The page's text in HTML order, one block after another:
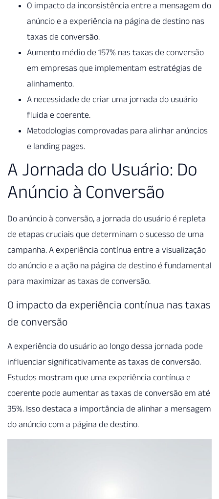
O impacto da inconsistência entre a mensagem do
anúncio e a experiência na página de destino nas
taxas de conversão.
Aumento médio de 157% nas taxas de conversão
em empresas que implementam estratégias de
alinhamento.
A necessidade de criar uma jornada do usuário
fluida e coerente.
Metodologias comprovadas para alinhar anúncios
e landing pages.
A Jornada do Usuário: Do
Anúncio à Conversão
Do anúncio à conversão, a jornada do usuário é repleta
de etapas cruciais que determinam o sucesso de uma
campanha. A experiência contínua entre a visualização
do anúncio e a ação na página de destino é fundamental
para maximizar as taxas de conversão.
O impacto da experiência contínua nas taxas
de conversão
A experiência do usuário ao longo dessa jornada pode
influenciar significativamente as taxas de conversão.
Estudos mostram que uma experiência contínua e
coerente pode aumentar as taxas de conversão em até
35%. Isso destaca a importância de alinhar a mensagem
do anúncio com a página de destino.